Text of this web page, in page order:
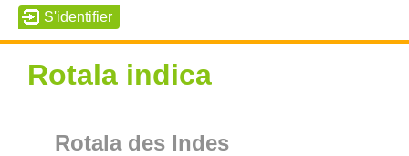
Rotala indica
Rotala des Indes